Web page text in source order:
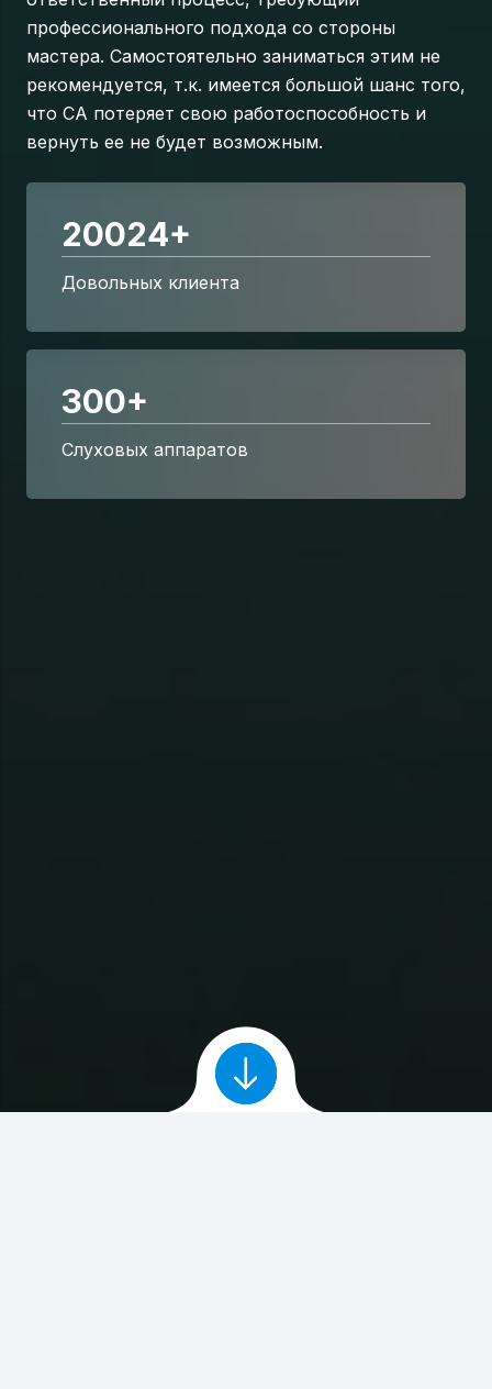
профессионального подхода со стороны
мастера. Самостоятельно заниматься этим не
рекомендуется, т.к. имеется большой шанс того,
что СА потеряет свою работоспособность и
вернуть ее не будет возможным.
20024+
Довольных клиента
300+
Слуховых аппаратов